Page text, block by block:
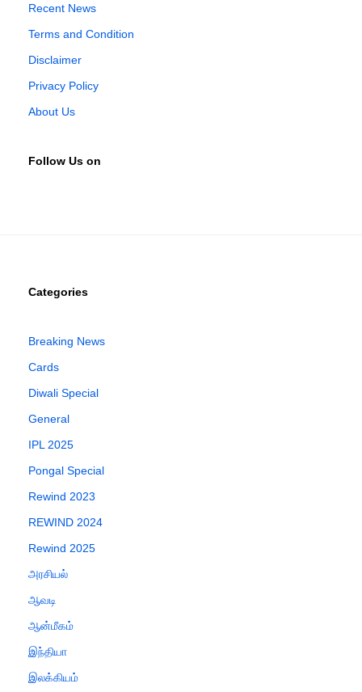
Recent News
Terms and Condition
Disclaimer
Privacy Policy
About Us
Follow Us on
Categories
Breaking News
Cards
Diwali Special
General
IPL 2025
Pongal Special
Rewind 2023
REWIND 2024
Rewind 2025
அரசியல்
ஆவடி
ஆன்மீகம்
இந்தியா
இலக்கியம்